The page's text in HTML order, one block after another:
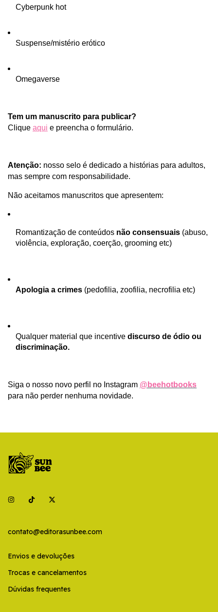
Cyberpunk hot
Suspense/mistério erótico
Omegaverse
Tem um manuscrito para publicar?
Clique aqui e preencha o formulário.
Atenção: nosso selo é dedicado a histórias para adultos,
mas sempre com responsabilidade.
Não aceitamos manuscritos que apresentem:
Romantização de conteúdos não consensuais (abuso,
violência, exploração, coerção, grooming etc)
Apologia a crimes (pedofilia, zoofilia, necrofilia etc)
Qualquer material que incentive discurso de ódio ou
discriminação.
Siga o nosso novo perfil no Instagram @beehotbooks
para não perder nenhuma novidade.
contato@editorasunbee.com
Envios e devoluções
Trocas e cancelamentos
Dúvidas frequentes